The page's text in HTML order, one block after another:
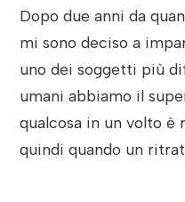
Dopo due anni da
mi sono deciso a
uno dei soggetti più
umani abbiamo il
qualcosa in un volto è
quindi quando un